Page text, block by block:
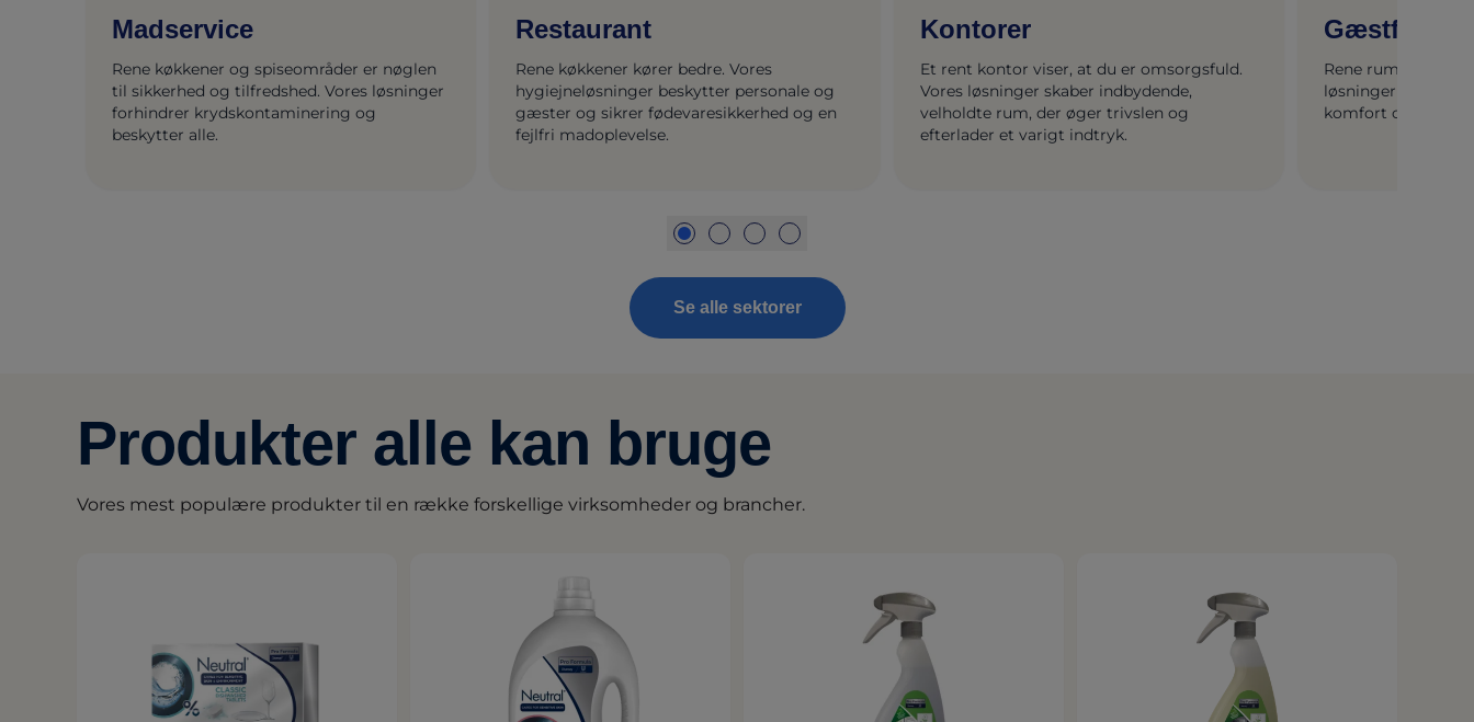
Madservice
Rene køkkener og spiseområder er nøglen
til sikkerhed og tilfredshed. Vores løsninger
forhindrer krydskontaminering og
beskytter alle.
Restaurant
Rene køkkener kører bedre. Vores
hygiejneløsninger beskytter personale og
gæster og sikrer fødevaresikkerhed og en
fejlfri madoplevelse.
Kontorer
Et rent kontor viser, at du er omsorgsfuld.
Vores løsninger skaber indbydende,
velholdte rum, der øger trivslen og
efterlader et varigt indtryk.
Gæstfrihed
Rene rum betyder
løsninger sikrer
komfort og
Se alle sektorer
Produkter alle kan bruge
Vores mest populære produkter til en række forskellige virksomheder og brancher.